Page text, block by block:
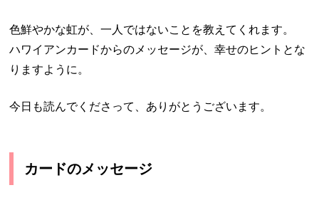
色鮮やかな虹が、一人ではないことを教えてくれます。
ハワイアンカードからのメッセージが、幸せのヒントとな
りますように。
今日も読んでくださって、ありがとうございます。
カードのメッセージ